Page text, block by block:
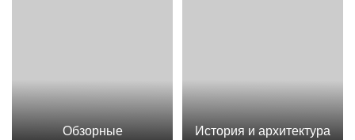
Обзорные История и архитектура